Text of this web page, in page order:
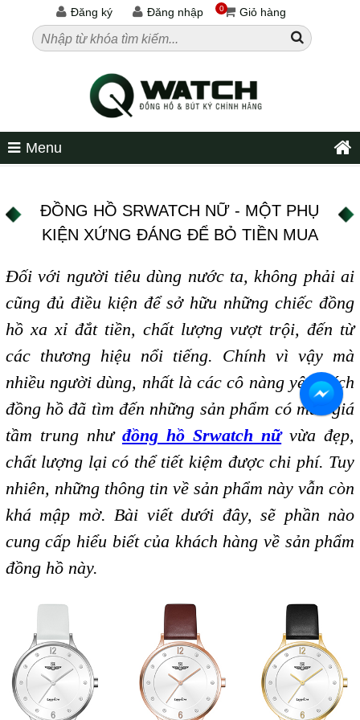
Đăng ký Đăng nhập Giỏ hàng
0
Menu
ĐỒNG HỒ SRWATCH NỮ - MỘT PHỤ
KIỆN XỨNG ĐÁNG ĐỂ BỎ TIỀN MUA
Đối với người tiêu dùng nước ta, không phải ai
cũng đủ điều kiện để sở hữu những chiếc đồng
hồ xa xỉ đắt tiền, chất lượng vượt trội, đến từ
các thương hiệu nổi tiếng. Chính vì vậy mà
nhiều người dùng, nhất là các cô nàng yêu thích
đồng hồ đã tìm đến những sản phẩm có mức giá
tầm trung như đồng hồ Srwatch nữvừa đẹp,
chất lượng lại có thể tiết kiệm được chi phí. Tuy
nhiên, những thông tin về sản phẩm này vẫn còn
khá mập mờ. Bài viết dưới đây, sẽ phần nào
cung cấp hiểu biết của khách hàng về sản phẩm
đồng hồ này.